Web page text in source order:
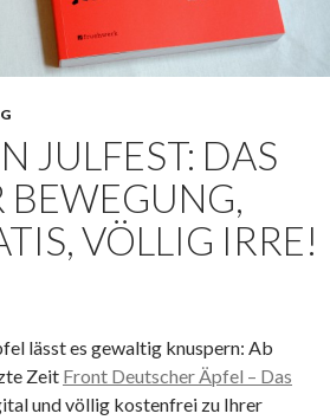
JULFEST: DAS
BEWEGUNG,
VÖLLIG IRRE!
lässt es gewaltig knuspern: Ab
Zeit Front Deutscher Äpfel – Das
und völlig kostenfrei zu Ihrer